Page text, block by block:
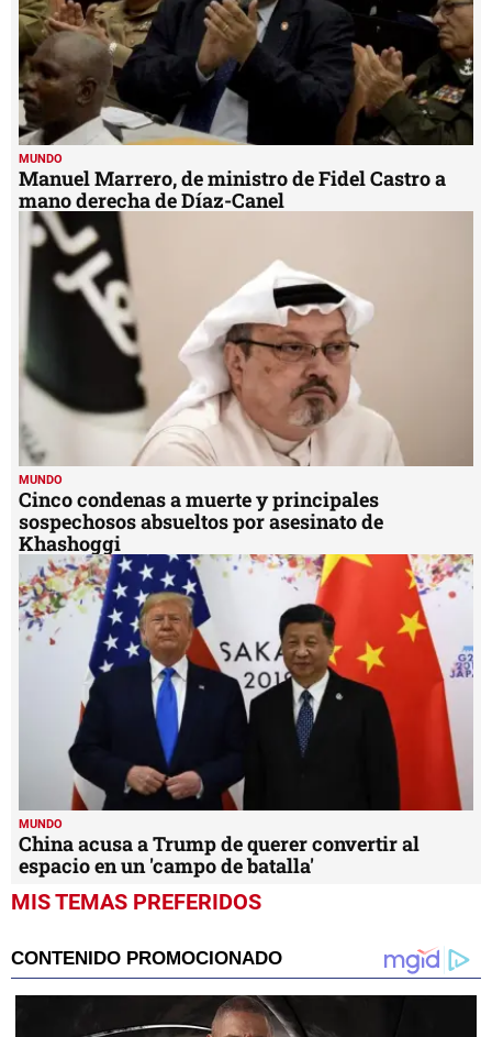
MUNDO
Ocasio-Cortez: Trump se siente 'amenazado por
las mujeres de color'
MUNDO
Manuel Marrero, de ministro de Fidel Castro a
mano derecha de Díaz-Canel
Cinco condenas a muerte y principales
sospechosos absueltos por asesinato de
Khashoggi